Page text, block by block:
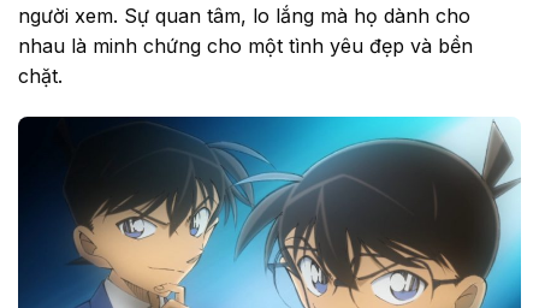
người xem. Sự quan tâm, lo lắng mà họ dành cho
nhau là minh chứng cho một tình yêu đẹp và bền
chặt.